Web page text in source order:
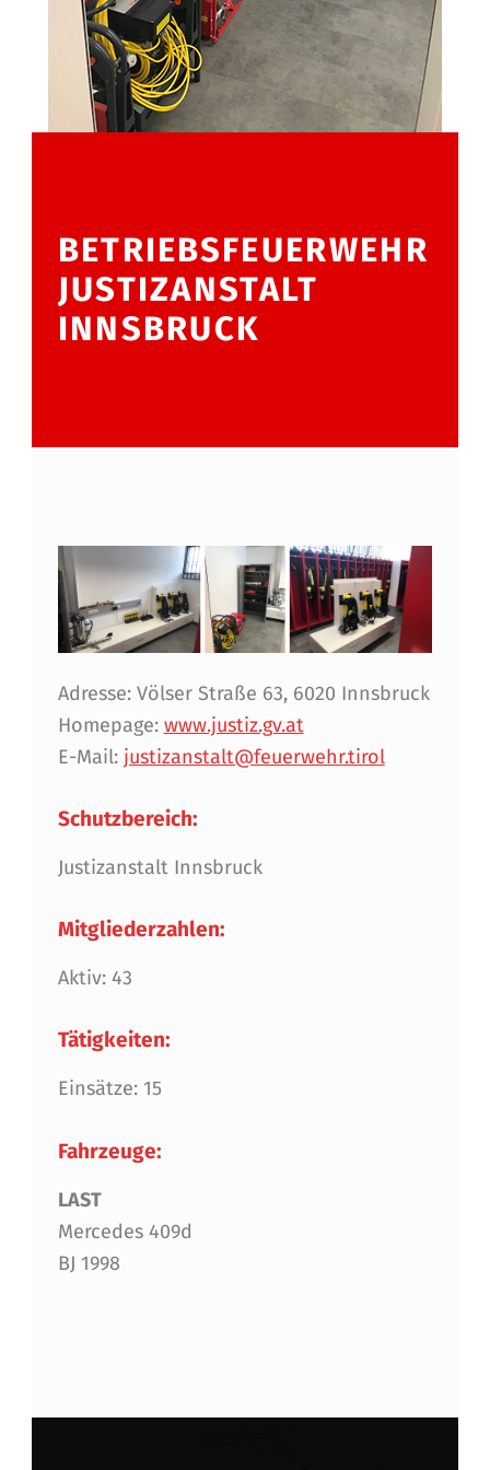
BETRIEBSFEUERWEHR
JUSTIZANSTALT
INNSBRUCK
Adresse: Völser Straße 63, 6020 Innsbruck
Homepage: www.justiz.gv.at
E-Mail: justizanstalt@feuerwehr.tirol
Schutzbereich:
Justizanstalt Innsbruck
Mitgliederzahlen:
Aktiv: 43
Tätigkeiten:
Einsätze: 15
Fahrzeuge:
LAST
Mercedes 409d
BJ 1998